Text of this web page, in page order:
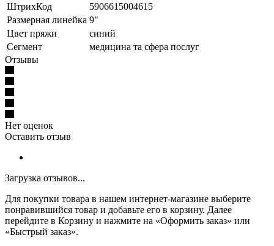
ШтрихКод
5906615004615
Размерная линейка 9"
Цвет пряжи
синий
Сегмент
медицина та сфера послуг
Отзывы
Нет оценок
Оставить отзыв
Загрузка отзывов...
Для покупки товара в нашем интернет-магазине выберите
понравившийся товар и добавьте его в корзину. Далее
перейдите в Корзину и нажмите на «Оформить заказ» или
«Быстрый заказ».